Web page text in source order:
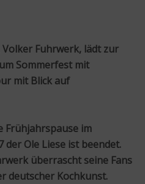
Volker Fuhrwerk, lädt zur
Sommerfest mit
mit Blick auf
Frühjahrspause im
der Ole Liese ist beendet.
überrascht seine Fans
deutscher Kochkunst.